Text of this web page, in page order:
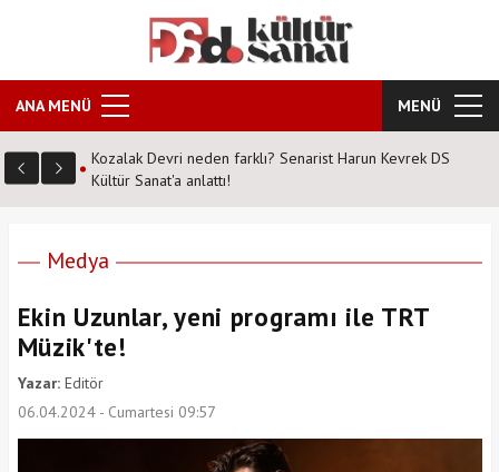
ANA MENÜ MENÜ
DS
Şahane Pazar 25 yıl sonra tiyatro sahnesinde! Peki hangi
tarihte nerede?
Medya
Ekin Uzunlar, yeni programı ile TRT
Müzik'te!
Yazar:Editör
06.04.2024 - Cumartesi 09:57